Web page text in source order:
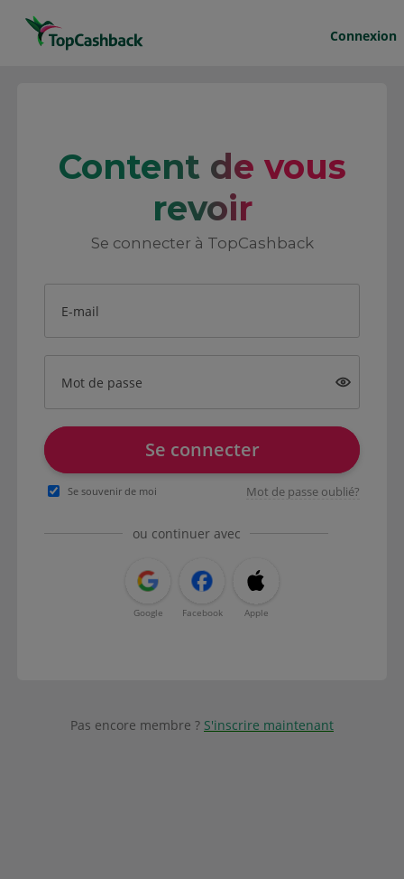
Connexion
Content de vous
revoir
Se connecter à TopCashback
E-mail
Mot de passe
Se connecter
Se souvenir de moi Mot de passe oublié?
ou continuer avec
Google Facebook Apple
Pas encore membre ? S'inscrire maintenant